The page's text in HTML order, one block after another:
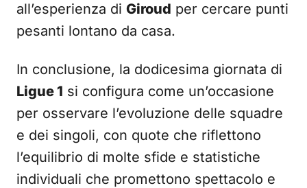
all’esperienza di Giroud per cercare punti
pesanti lontano da casa.
In conclusione, la dodicesima giornata di
Ligue 1 si configura come un’occasione
per osservare l’evoluzione delle squadre
e dei singoli, con quote che riflettono
l’equilibrio di molte sfide e statistiche
individuali che promettono spettacolo e